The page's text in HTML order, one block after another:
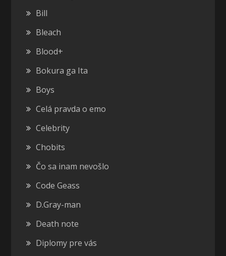
Bill
Bleach
Blood+
Bokura ga Ita
Boys
Celá pravda o emo
Celebrity
Chobits
Čo sa inam nevošlo
Code Geass
D.Gray-man
Death note
Diplomy pre vás